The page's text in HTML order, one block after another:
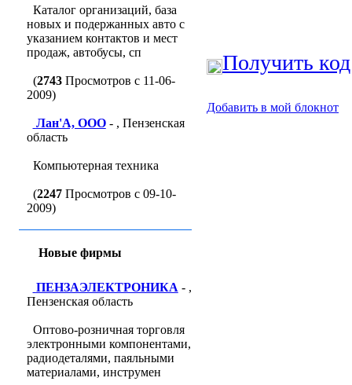
Каталог организаций, база
новых и подержанных авто с
указанием контактов и мест
продаж, автобусы, сп
(2743Просмотров с 11-06-
2009)
Лан'A, ООО- , Пензенская
область
Компьютерная техника
(2247Просмотров с 09-10-
2009)
Новые фирмы
ПЕНЗАЭЛЕКТРОНИКА - ,
Пензенская область
Оптово-розничная торговля
электронными компонентами,
радиодеталями, паяльными
материалами, инструмен
Получить
Добавить в мой блокнот